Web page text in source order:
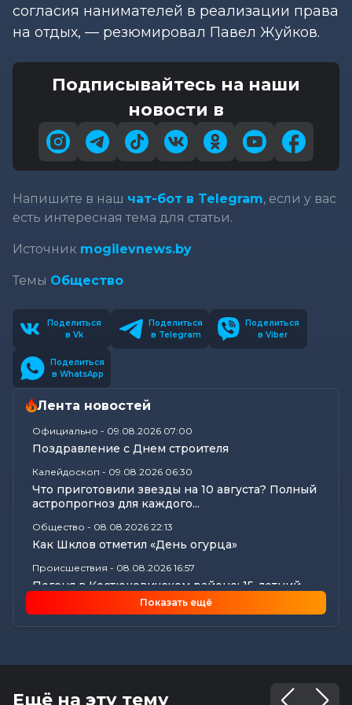
согласия нанимателей в реализации права
на отдых, — резюмировал Павел Жуйков.
Подписывайтесь на наши
новости в
Напишите в наш чат-бот в Telegram, если у вас
есть интересная тема для статьи.
Источник mogilevnews.by
Темы Общество
Поделиться
в Vk
Поделиться
в Telegram
Поделиться
в Viber
Поделиться
в WhatsApp
Лента новостей
Официально - 09.08.2026 07:00
Поздравление с Днем строителя
Калейдоскоп - 09.08.2026 06:30
Что приготовили звезды на 10 августа? Полный
астропрогноз для каждого...
Общество - 08.08.2026 22:13
Как Шклов отметил «День огурца»
Происшествия - 08.08.2026 16:57
Погоня в Костюковичском районе: 15-летний
мотоциклист пытался...
Смертельное ДТП в Белыничском районе:
Показать ещё
Ещё на эту тему